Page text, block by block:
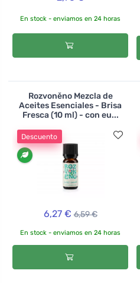
En stock - enviamos en 24 horas
Rozvoněno Mezcla de
Aceites Esenciales - Brisa
Fresca (10 ml) - con eu...
Descuento
6,27 € 6,59 €
En stock - enviamos en 24 horas